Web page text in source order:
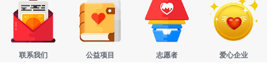
联系我们 公益项目 志愿者 爱心企业